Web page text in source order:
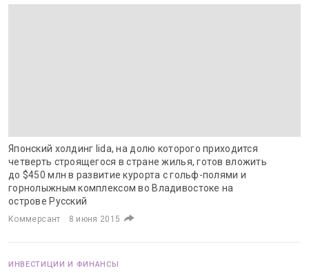
Японский холдинг Iida, на долю которого приходится
четверть строящегося в стране жилья, готов вложить
до $450 млн в развитие курорта с гольф-полями и
горнолыжным комплексом во Владивостоке на
острове Русский
Коммерсант 8 июня 2015
ИНВЕСТИЦИИ И ФИНАНСЫ